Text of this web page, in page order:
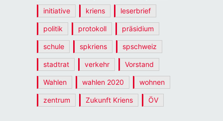
initiative kriens leserbrief
politik protokoll präsidium
schule spkriens spschweiz
stadtrat verkehr Vorstand
Wahlen wahlen 2020 wohnen
zentrum Zukunft Kriens ÖV